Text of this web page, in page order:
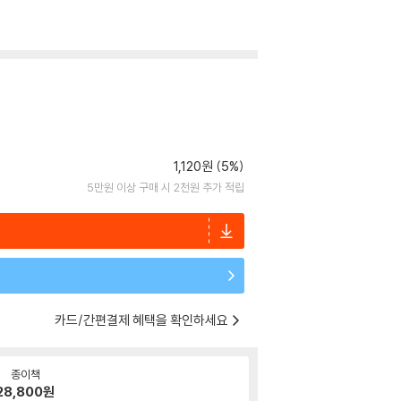
1,120원 (5%)
5만원 이상 구매 시 2천원 추가 적립
카드/간편결제 혜택을 확인하세요
종이책
원